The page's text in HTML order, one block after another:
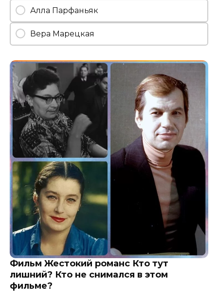
Алла Парфаньяк
Вера Марецкая
Фильм Жестокий романс Кто тут
лишний? Кто не снимался в этом
фильме?